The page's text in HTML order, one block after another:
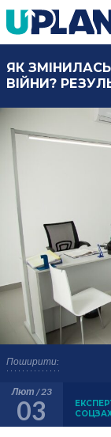
Поширити:
ЯК
ВІЙНИ?
Лют / 23
03